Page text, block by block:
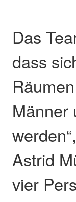
Das
dass
Männer
Astrid
vier